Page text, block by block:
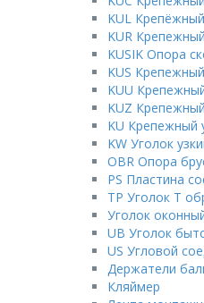
KUL
KUR
KUSIK Опора
KUS
KUU
KUZ
KU Крепежный
KW Уголок
OBR Опора
PS Пластина
TP Уголок Т
Уголок
UB Уголок
US Угловой
Держатели
Кляймер